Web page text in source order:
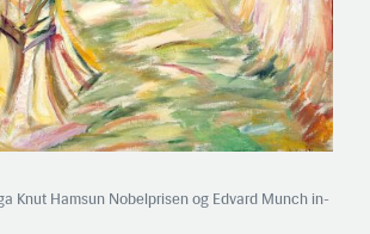
Knut Hamsun Nobelprisen og Edvard Munch in­